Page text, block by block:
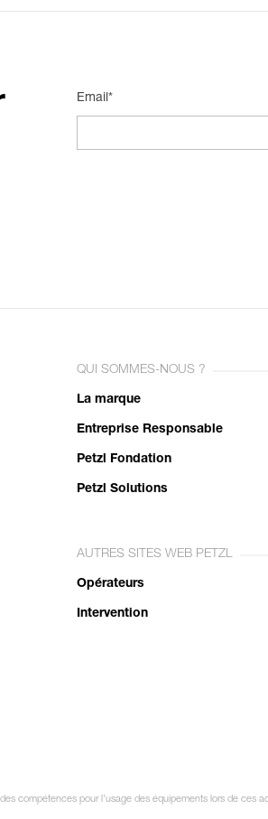
Email*
QUI SOMMES-NOUS ?
La marque
Entreprise Responsable
Petzl Fondation
Petzl Solutions
AUTRES SITES WEB PETZL
Opérateurs
Intervention
compétences pour l’usage des équipements lors de ces